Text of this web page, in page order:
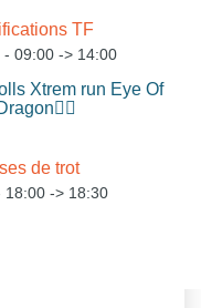
TF
- 09:00 -> 14:00
Xtrem run Eye Of
de trot
18:00 -> 18:30